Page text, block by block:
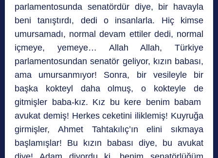
parlamentosunda senatördür diye, bir havayla
beni tanıştırdı, dedi o insanlarla. Hiç kimse
umursamadı, normal devam ettiler dedi, normal
içmeye, yemeye… Allah Allah, Türkiye
parlamentosundan senatör geliyor, kızın babası,
ama umursanmıyor! Sonra, bir vesileyle bir
başka kokteyl daha olmuş, o kokteyle de
gitmişler baba-kız. Kız bu kere benim babam
avukat demiş! Herkes ceketini iliklemiş! Kuyruğa
girmişler, Ahmet Tahtakılıç’ın elini sıkmaya
başlamışlar! Bu kızın babası diye, bu avukat